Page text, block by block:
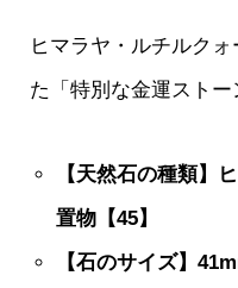
ヒマラヤ・ルチルク
た「特別な金運ストー
【天然石の種類】
置物【45】
【石のサイズ】